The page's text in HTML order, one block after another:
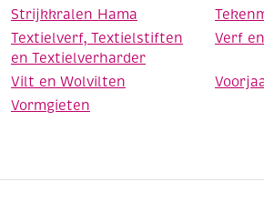
Strijkkralen Hama
Textielverf, Textielstiften
en Textielverharder
Verf
Vilt en Wolvilten
Vormgieten